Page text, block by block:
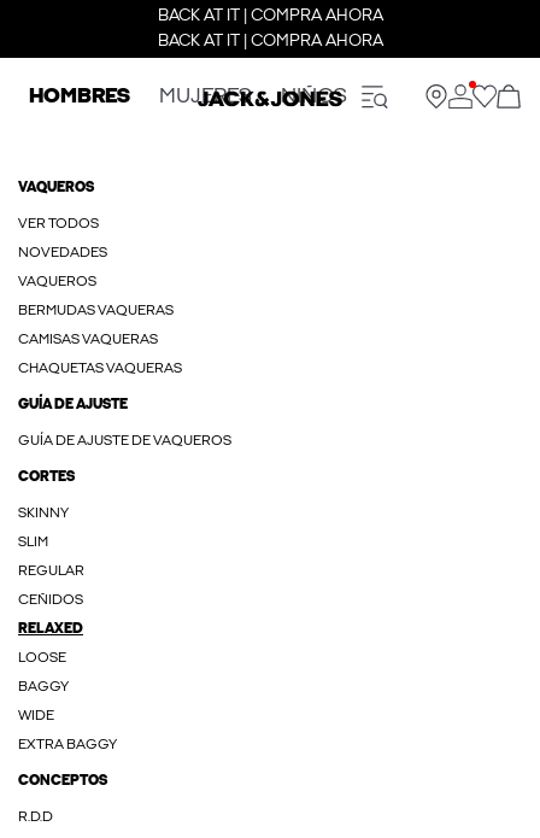
BACK AT IT | COMPRA AHORA
BACK AT IT | COMPRA AHORA
HOMBRES MUJERES NIÑOS
VAQUEROS
VER TODOS
NOVEDADES
VAQUEROS
BERMUDAS VAQUERAS
CAMISAS VAQUERAS
CHAQUETAS VAQUERAS
GUÍA DE AJUSTE
GUÍA DE AJUSTE DE VAQUEROS
CORTES
SKINNY
SLIM
REGULAR
CEÑIDOS
RELAXED
LOOSE
BAGGY
WIDE
EXTRA BAGGY
CONCEPTOS
R.D.D